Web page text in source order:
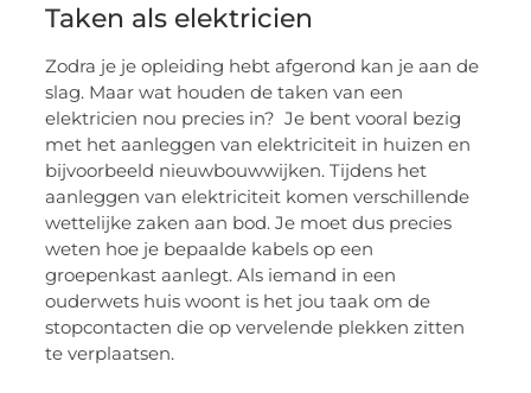
Taken als elektricien
Zodra je je opleiding hebt afgerond kan je aan de
slag. Maar wat houden de taken van een
elektricien nou precies in? Je bent vooral bezig
met het aanleggen van elektriciteit in huizen en
bijvoorbeeld nieuwbouwwijken. Tijdens het
aanleggen van elektriciteit komen verschillende
wettelijke zaken aan bod. Je moet dus precies
weten hoe je bepaalde kabels op een
groepenkast aanlegt. Als iemand in een
ouderwets huis woont is het jou taak om de
stopcontacten die op vervelende plekken zitten
te verplaatsen.